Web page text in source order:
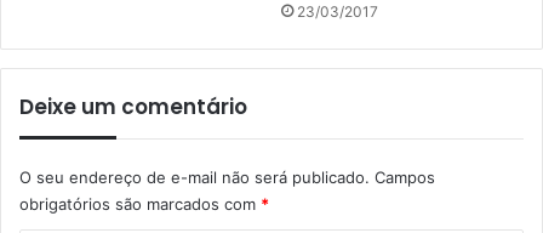
23/03/2017
Deixe um comentário
O seu endereço de e-mail não será publicado. Campos
obrigatórios são marcados com *